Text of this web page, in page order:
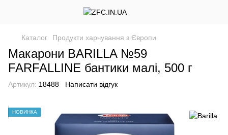
Каталог Продукти харчування з Європи
Макарони BARILLA №59
FARFALLINE бантики малі, 500 г
Артикул: 18488 Написати відгук
НОВИНКА